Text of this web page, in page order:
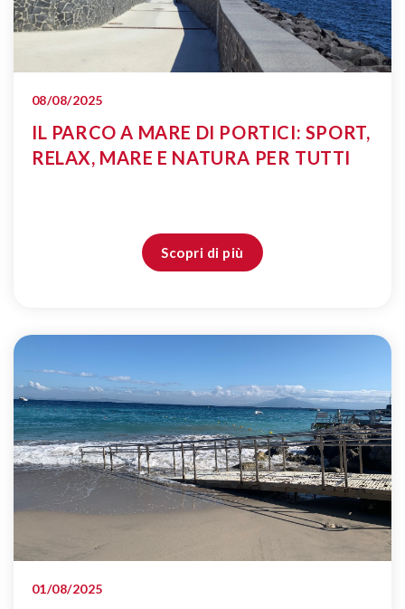
08/08/2025
IL PARCO A MARE DI PORTICI: SPORT,
RELAX, MARE E NATURA PER TUTTI
Scopri di più
01/08/2025